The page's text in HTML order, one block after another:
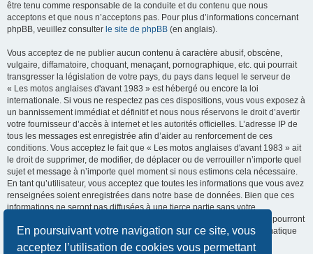
En poursuivant votre navigation sur ce site, vous
acceptez l’utilisation de cookies vous permettant
être tenu comme responsable de la conduite et du contenu que nous
acceptons et que nous n’acceptons pas. Pour plus d’informations concernant
phpBB, veuillez consulter le site de phpBB (en anglais).
Vous acceptez de ne publier aucun contenu à caractère abusif, obscène,
vulgaire, diffamatoire, choquant, menaçant, pornographique, etc. qui pourrait
transgresser la législation de votre pays, du pays dans lequel le serveur de
« Les motos anglaises d'avant 1983 » est hébergé ou encore la loi
internationale. Si vous ne respectez pas ces dispositions, vous vous exposez à
un bannissement immédiat et définitif et nous nous réservons le droit d’avertir
votre fournisseur d’accès à internet et les autorités officielles. L’adresse IP de
tous les messages est enregistrée afin d’aider au renforcement de ces
conditions. Vous acceptez le fait que « Les motos anglaises d'avant 1983 » ait
le droit de supprimer, de modifier, de déplacer ou de verrouiller n’importe quel
sujet et message à n’importe quel moment si nous estimons cela nécessaire.
En tant qu’utilisateur, vous acceptez que toutes les informations que vous avez
renseignées soient enregistrées dans notre base de données. Bien que ces
informations ne seront pas diffusées à une tierce partie sans votre
consentement, ni « Les motos anglaises d'avant 1983 », ni phpBB, ne pourront
être tenus comme responsables en cas de tentative de piratage informatique
visant à compromettre vos données.